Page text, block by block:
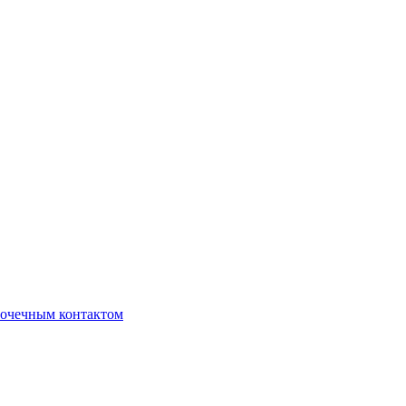
контактом